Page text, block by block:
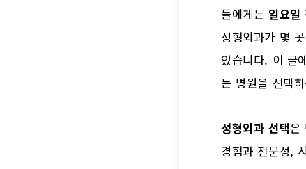
들에게는 일요일
성형외과가 몇
있습니다. 이 글
는 병원을 선택
성형외과 선택은
경험과 전문성,